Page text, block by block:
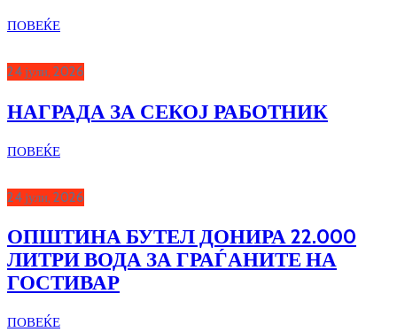
ПОВЕЌЕ
24 јули, 2026
НАГРАДА ЗА СЕКОЈ РАБОТНИК
ПОВЕЌЕ
24 јули, 2026
ОПШТИНА БУТЕЛ ДОНИРА 22.000
ЛИТРИ ВОДА ЗА ГРАЃАНИТЕ НА
ГОСТИВАР
ПОВЕЌЕ